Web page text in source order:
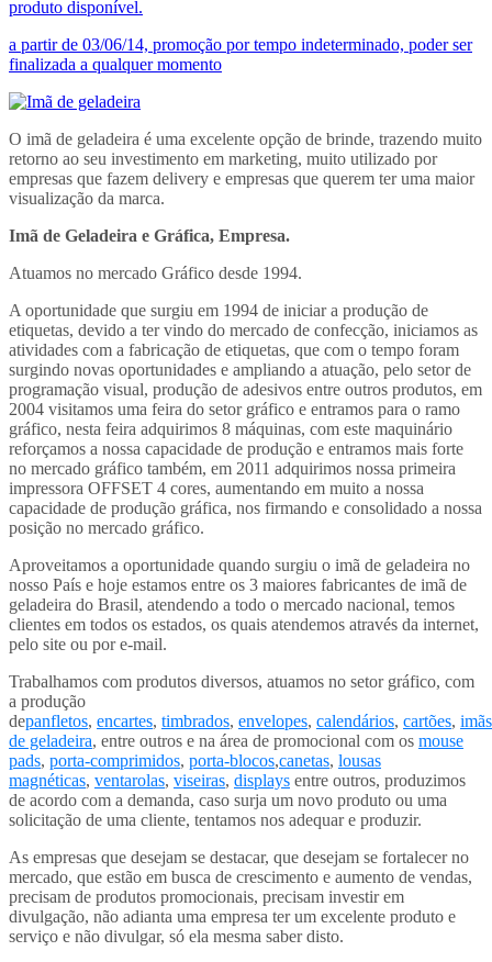
produto disponível.
a partir de 03/06/14, promoção por tempo indeterminado, poder ser
finalizada a qualquer momento
O imã de geladeira é uma excelente opção de brinde, trazendo muito
retorno ao seu investimento em marketing, muito utilizado por
empresas que fazem delivery e empresas que querem ter uma maior
visualização da marca.
Imã de Geladeira e Gráfica, Empresa.
Atuamos no mercado Gráfico desde 1994.
A oportunidade que surgiu em 1994 de iniciar a produção de
etiquetas, devido a ter vindo do mercado de confecção, iniciamos as
atividades com a fabricação de etiquetas, que com o tempo foram
surgindo novas oportunidades e ampliando a atuação, pelo setor de
programação visual, produção de adesivos entre outros produtos, em
2004 visitamos uma feira do setor gráfico e entramos para o ramo
gráfico, nesta feira adquirimos 8 máquinas, com este maquinário
reforçamos a nossa capacidade de produção e entramos mais forte
no mercado gráfico também, em 2011 adquirimos nossa primeira
impressora OFFSET 4 cores, aumentando em muito a nossa
capacidade de produção gráfica, nos firmando e consolidado a nossa
posição no mercado gráfico.
Aproveitamos a oportunidade quando surgiu o imã de geladeira no
nosso País e hoje estamos entre os 3 maiores fabricantes de imã de
geladeira do Brasil, atendendo a todo o mercado nacional, temos
clientes em todos os estados, os quais atendemos através da internet,
pelo site ou por e-mail.
Trabalhamos com produtos diversos, atuamos no setor gráfico, com
a produção
depanfletos, encartes, timbrados, envelopes, calendários, cartões, imãs
de geladeira, entre outros e na área de promocional com os mouse
pads, porta-comprimidos, porta-blocos,canetas, lousas
magnéticas, ventarolas, viseiras, displays entre outros, produzimos
de acordo com a demanda, caso surja um novo produto ou uma
solicitação de uma cliente, tentamos nos adequar e produzir.
As empresas que desejam se destacar, que desejam se fortalecer no
mercado, que estão em busca de crescimento e aumento de vendas,
precisam de produtos promocionais, precisam investir em
divulgação, não adianta uma empresa ter um excelente produto e
serviço e não divulgar, só ela mesma saber disto.